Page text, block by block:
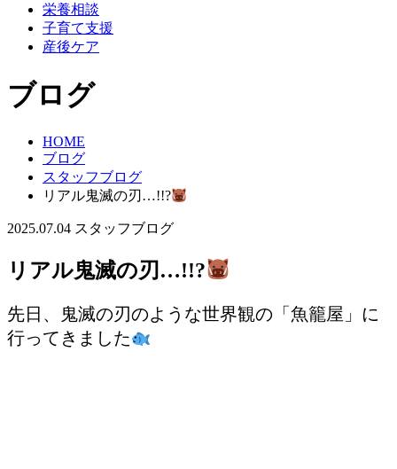
栄養相談
子育て支援
産後ケア
ブログ
HOME
ブログ
スタッフブログ
リアル鬼滅の刃…!!?
2025.07.04 スタッフブログ
リアル鬼滅の刃…!!?
先日、鬼滅の刃のような世界観の「魚籠屋」に
行ってきました